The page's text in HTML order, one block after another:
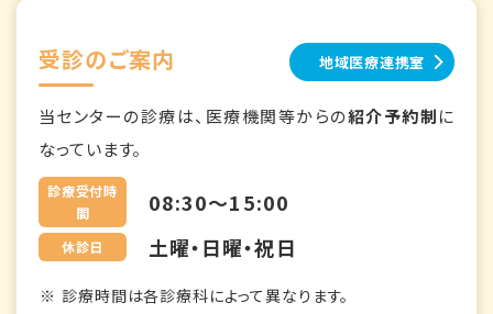
受診のご案内 地域医療連携室
当センターの診療は、医療機関等からの紹介予約制に
なっています。
診療受付時
間
08:30～15:00
休診日 土曜・日曜・祝日
診療時間は各診療科によって異なります。